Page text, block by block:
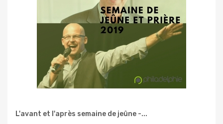
L'avant et l'après semaine de jeûne -...